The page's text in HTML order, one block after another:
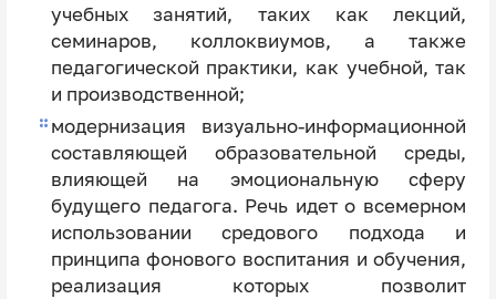
учебных занятий, таких как лекций,
семинаров, коллоквиумов, а также
педагогической практики, как учебной, так
и производственной;
модернизация визуально-информационной
составляющей образовательной среды,
влияющей на эмоциональную сферу
будущего педагога. Речь идет о всемерном
использовании средового подхода и
принципа фонового воспитания и обучения,
реализация которых позволит